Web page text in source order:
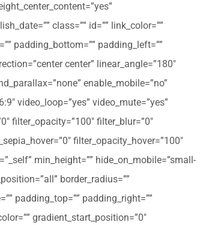
class=”” id=”” link_color=””
padding_bottom=”” padding_left=””
center” linear_angle=”180″
enable_mobile=”no”
video_loop=”yes” video_mute=”yes”
filter_opacity=”100″ filter_blur=”0″
filter_opacity_hover=”100″
min_height=”” hide_on_mobile=”small-
border_radius=””
padding_top=”” padding_right=””
gradient_start_position=”0″